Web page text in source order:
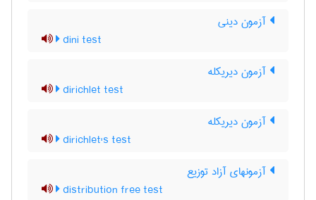
آزمون دینی
dini test
آزمون دیریکله
dirichlet test
آزمون دیریکله
dirichlet's test
آزمونهای آزاد توزیع
distribution free test